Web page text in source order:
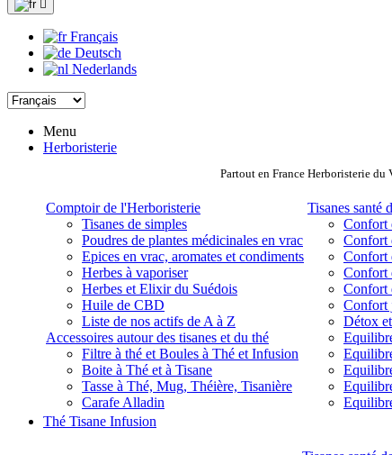

Français
Deutsch
Nederlands
Menu
Herboristerie
Partout en France Herboristerie
Comptoir de l'Herboristerie
Tisanes de simples
Poudres de plantes médicinales en vrac
Epices en vrac, aromates et condiments
Herbes à vaporiser
Herbes et Elixir du Suédois
Huile de CBD
Liste de nos actifs de A à Z
Accessoires autour des tisanes et du thé
Filtre à thé et Boules à Thé et Infusion
Boite à Thé et à Tisane
Tasse à Thé, Mug, Théière, Tisanière
Carafe Alladin
Tisanes santé
Confort
Confort
Confort
Confort
Confort
Confort
Détox
Thé Tisane Infusion